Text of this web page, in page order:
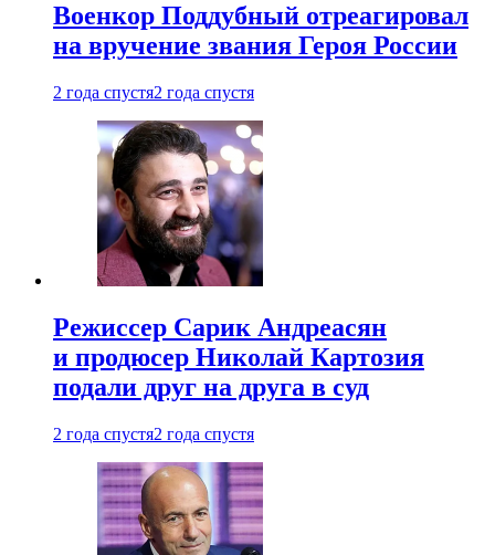
Военкор Поддубный отреагировал
на вручение звания Героя России
2 года спустя2 года спустя
Режиссер Сарик Андреасян
и продюсер Николай Картозия
подали друг на друга в суд
2 года спустя2 года спустя